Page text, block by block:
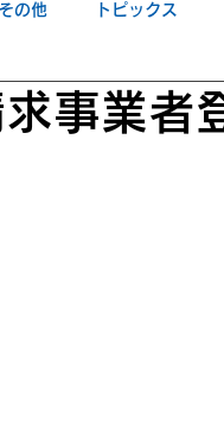
その他 トピックス
事業者